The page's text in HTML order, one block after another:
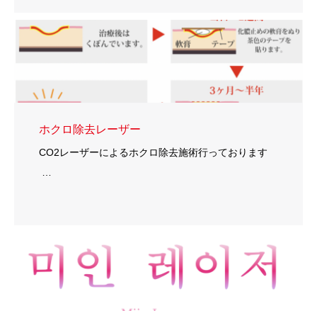
ホクロ除去レーザー
CO2レーザーによるホクロ除去施術行っております